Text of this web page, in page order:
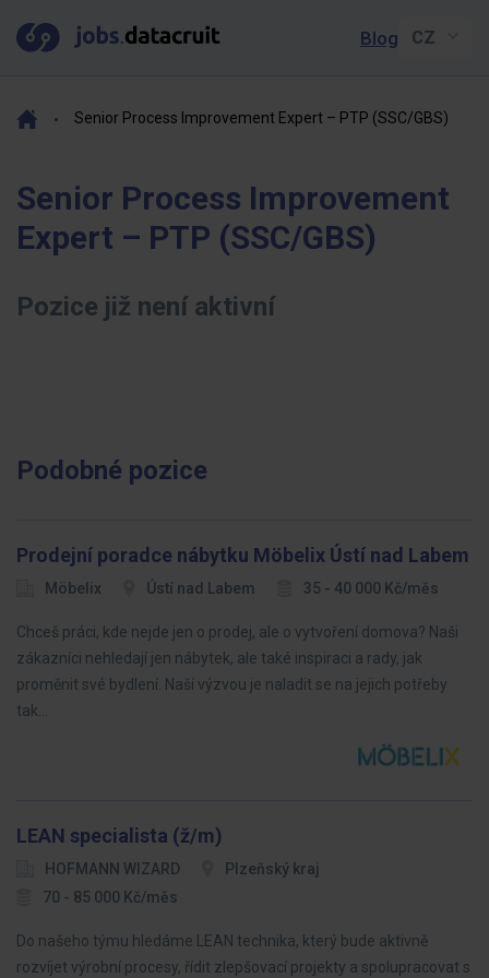
Blog
Senior Process Improvement Expert – PTP (SSC/GBS)
Senior Process Improvement
Expert – PTP (SSC/GBS)
Pozice již není aktivní
Podobné pozice
Prodejní poradce nábytku Möbelix Ústí nad Labem
Möbelix Ústí nad Labem 35 - 40 000 Kč/měs
Chceš práci, kde nejde jen o prodej, ale o vytvoření domova? Naši
zákazníci nehledají jen nábytek, ale také inspiraci a rady, jak
proměnit své bydlení. Naší výzvou je naladit se na jejich potřeby
tak…
LEAN specialista (ž/m)
HOFMANN WIZARD
Plzeňský kraj
70 - 85 000 Kč/měs
Do našeho týmu hledáme LEAN technika, který bude aktivně
rozvíjet výrobní procesy, řídit zlepšovací projekty a spolupracovat s